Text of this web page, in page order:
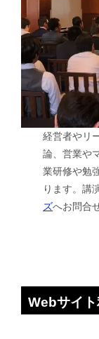
経営者やリ
論、営業や
業研修や勉
ります。講
ズへお問合
Webサイ